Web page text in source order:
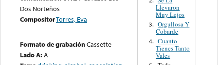
Dos Norteños
CompositorTorres, Eva
Formato de grabaciónCassette
Lado A:A
Llevaron
Muy Lejos
3. Orgullosa Y
Cobarde
4. Cuanto
Tienes Tanto
Vales